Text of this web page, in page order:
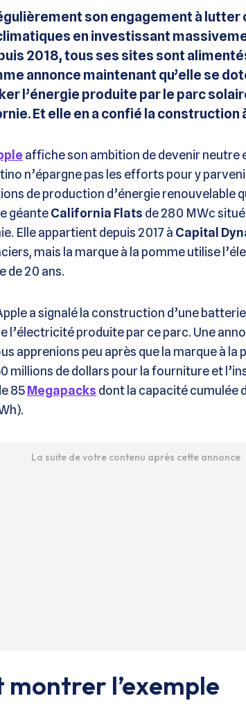
son engagement à
en investissant
2018, tous ses sites sont
annonce maintenant qu’elle se
l’énergie produite par le parc
Et elle en a confié la construction
affiche son ambition de devenir neutre
n’épargne pas les efforts pour y
de production d’énergie renouvelable
géanteCalifornia Flats de 280 MWc
Elle appartient depuis 2017 à Capital
mais la marque à la pomme utilise
de 20 ans.
a signalé la construction d’une
l’électricité produite par ce parc. Une
apprenions peu après que la marque à la
millions de dollars pour la fourniture et
85Megapacks dont la capacité cumulée
La suite de votre contenu après cette annonce
montrer l’exemple